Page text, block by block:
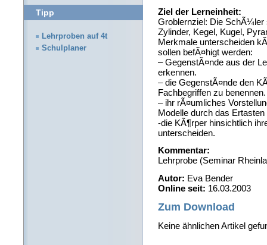
Ziel der Lerneinheit:
Groblernziel: Die SchÃ¼ler
Zylinder, Kegel, Kugel,
Merkmale unterscheiden
sollen befÃ¤higt werden:
– GegenstÃ¤nde aus der
erkennen.
– die GegenstÃ¤nde den
Fachbegriffen zu benennen.
– ihr rÃ¤umliches
Modelle durch das
-die KÃ¶rper hinsichtlich
unterscheiden.
Kommentar:
Lehrprobe (Seminar
Autor: Eva Bender
Online seit: 16.03.2003
Zum Download
Keine ähnlichen Artikel
Tipp
Lehrproben auf 4t
Schulplaner